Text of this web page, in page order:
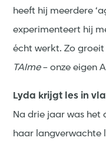
heeft hij meerdere
experimenteert hij
écht werkt. Zo
TAIme– onze eigen
Lyda krijgt les in
Na drie jaar was het
haar langverwachte